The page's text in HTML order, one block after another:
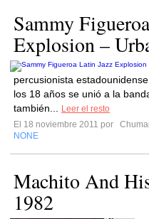
Sammy
Explosion –
percusionista
los 18 años se unió a la
también...
Leer el resto
El 18 noviembre 2011 por
NONE
Machito And
1982